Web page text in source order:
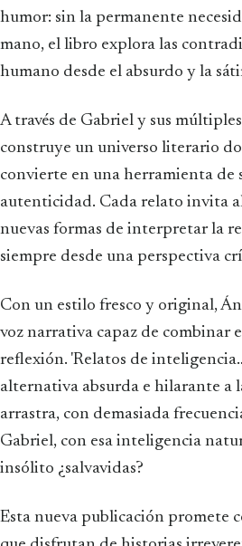
humor: sin la permanente
mano, el libro explora las
humano desde el absurdo y la
A través de Gabriel y sus
construye un universo literario
convierte en una herramienta de
autenticidad. Cada relato invita
nuevas formas de interpretar la
siempre desde una perspectiva
Con un estilo fresco y original,
voz narrativa capaz de combinar
reflexión. 'Relatos de
alternativa absurda e hilarante a
arrastra, con demasiada
Gabriel, con esa inteligencia
insólito ¿salvavidas?
Esta nueva publicación promete